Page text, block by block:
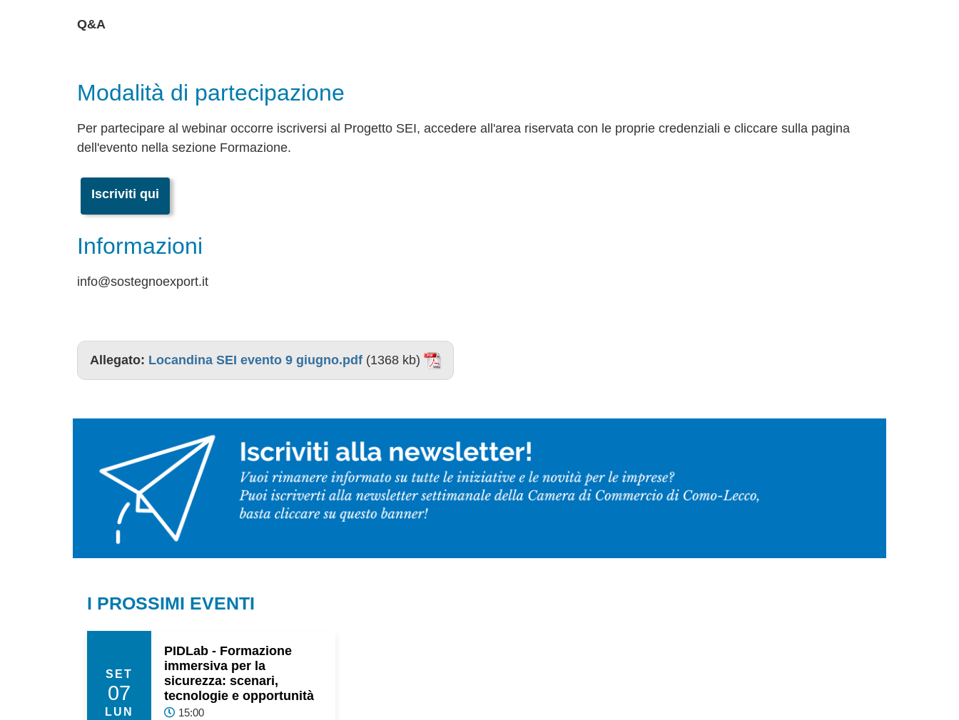
Q&A
Modalità di partecipazione
Per partecipare al webinar occorre iscriversi al Progetto SEI, accedere all'area riservata con le proprie credenziali e cliccare sulla pagina
dell'evento nella sezione Formazione.
Iscriviti qui
Informazioni
info@sostegnoexport.it
Allegato: Locandina SEI evento 9 giugno.pdf (1368 kb)
I PROSSIMI EVENTI
SET
07
LUN
PIDLab - Formazione
immersiva per la
sicurezza: scenari,
tecnologie e opportunità
15:00